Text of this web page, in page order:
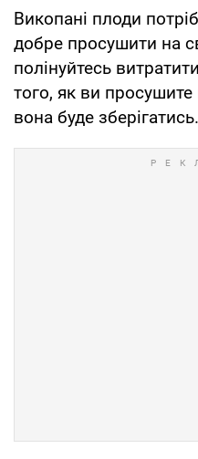
Викопані плоди
добре просушити на
полінуйтесь
того, як ви
вона буде зберігатись.